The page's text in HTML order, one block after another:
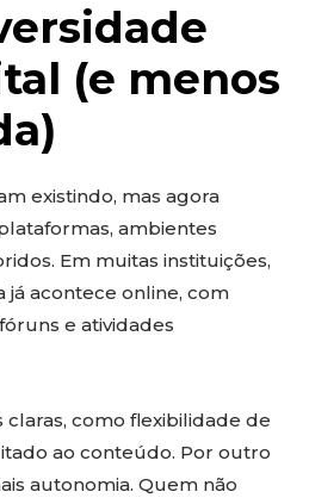
(e menos
existindo, mas agora
ambientes
Em muitas instituições,
já acontece online, com
e atividades
claras, como flexibilidade de
ao conteúdo. Por outro
autonomia. Quem não